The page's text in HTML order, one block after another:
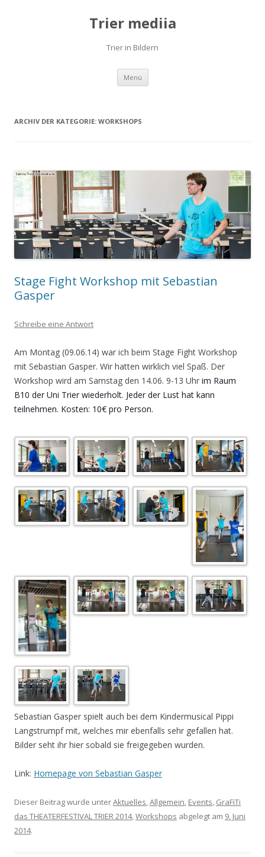
Trier mediia
Trier in Bildern
Menü Springe
Inhalt
ARCHIV DER KATEGORIE: WORKSHOPS
Stage Fight Workshop mit Sebastian
Gasper
Schreibe eine Antwort
Am Montag (09.06.14) war ich beim Stage Fight Workshop
mit Sebastian Gasper. Wir hatten wirklich viel Spaß. Der
Workshop wird am Samstag den 14.06. 9-13 Uhr im Raum
B10 der Uni Trier wiederholt. Jeder der Lust hat kann
teilnehmen. Kosten: 10€ pro Person.
Sebastian Gasper spielt auch bei dem Kindermusical Pippi
Langstrumpf mit, welches mir ebenfalls sehr gefallen hat.
Bilder seht ihr hier sobald sie freigegeben wurden.
Link: Homepage von Sebastian Gasper
Dieser Beitrag wurde unterAktuelles,Allgemein, Events, GraFiTi
das THEATERFESTIVAL TRIER 2014,Workshops abgelegt am 9. Juni
2014.